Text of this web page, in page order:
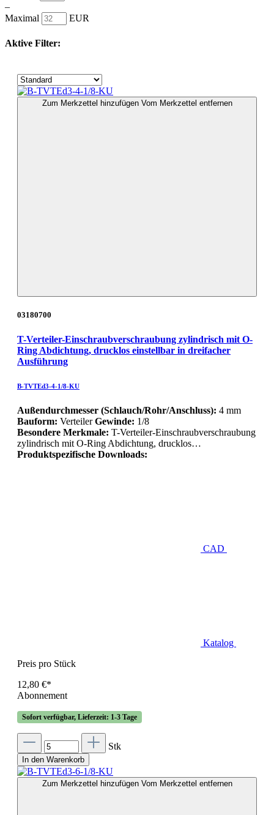
–
Maximal
EUR
Aktive Filter:
Zum Merkzettel hinzufügen Vom Merkzettel entfernen
03180700
T-Verteiler-Einschraubverschraubung zylindrisch mit O-
Ring Abdichtung, drucklos einstellbar in dreifacher
Ausführung
B-TVTEd3-4-1/8-KU
Außendurchmesser (Schlauch/Rohr/Anschluss): 4 mm
Bauform: VerteilerGewinde: 1/8
Besondere Merkmale: T-Verteiler-Einschraubverschraubung
zylindrisch mit O-Ring Abdichtung, drucklos…
Produktspezifische Downloads:
CAD
Katalog
Preis pro Stück
12,80 €*
Abonnement
Sofort verfügbar, Lieferzeit: 1-3 Tage
Stk
In den Warenkorb
Zum Merkzettel hinzufügen Vom Merkzettel entfernen